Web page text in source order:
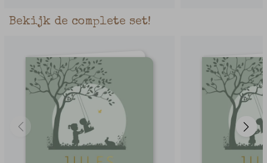
Bekijk de complete set!